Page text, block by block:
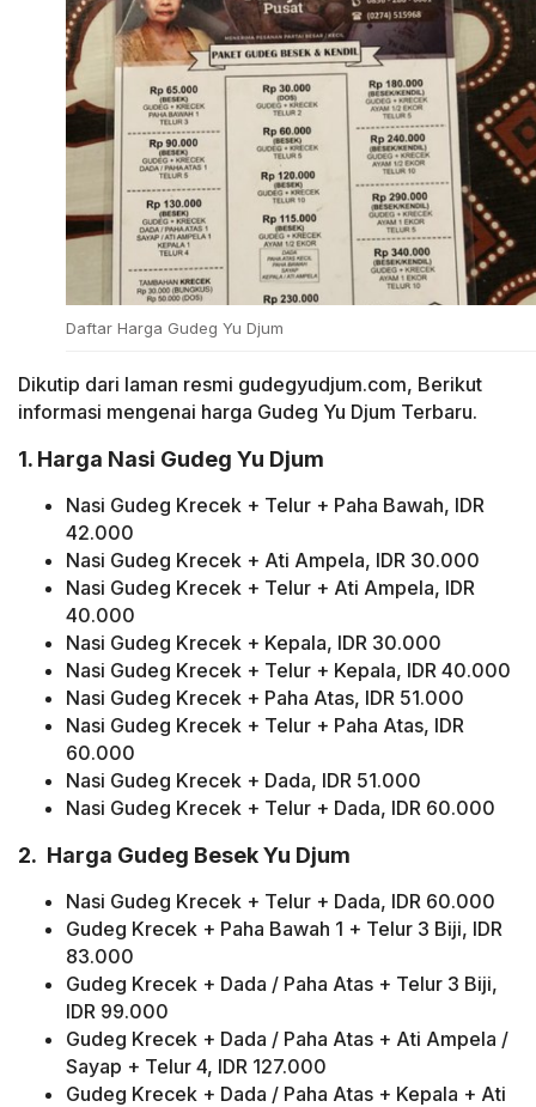
Daftar Harga Gudeg Yu Djum
Dikutip dari laman resmi gudegyudjum.com, Berikut
informasi mengenai harga Gudeg Yu Djum Terbaru.
1. Harga Nasi Gudeg Yu Djum
Nasi Gudeg Krecek + Telur + Paha Bawah, IDR
42.000
Nasi Gudeg Krecek + Ati Ampela, IDR 30.000
Nasi Gudeg Krecek + Telur + Ati Ampela, IDR
40.000
Nasi Gudeg Krecek + Kepala, IDR 30.000
Nasi Gudeg Krecek + Telur + Kepala, IDR 40.000
Nasi Gudeg Krecek + Paha Atas, IDR 51.000
Nasi Gudeg Krecek + Telur + Paha Atas, IDR
60.000
Nasi Gudeg Krecek + Dada, IDR 51.000
Nasi Gudeg Krecek + Telur + Dada, IDR 60.000
2. Harga Gudeg Besek Yu Djum
Nasi Gudeg Krecek + Telur + Dada, IDR 60.000
Gudeg Krecek + Paha Bawah 1 + Telur 3 Biji, IDR
83.000
Gudeg Krecek + Dada / Paha Atas + Telur 3 Biji,
IDR 99.000
Gudeg Krecek + Dada / Paha Atas + Ati Ampela /
Sayap + Telur 4, IDR 127.000
Gudeg Krecek + Dada / Paha Atas + Kepala + Ati